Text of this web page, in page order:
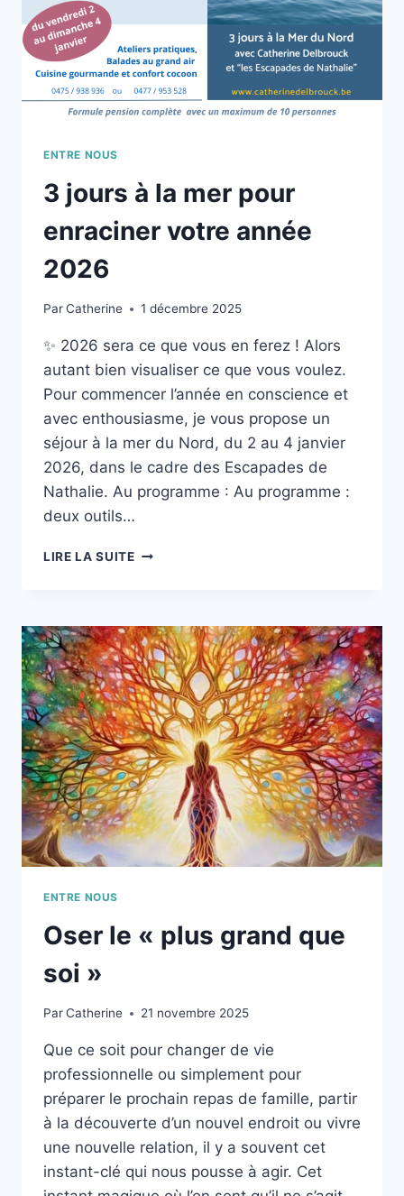
ENTRE NOUS
3 jours à la mer pour
enraciner votre année
2026
ParCatherine 1 décembre 2025
✨ 2026 sera ce que vous en ferez ! Alors
autant bien visualiser ce que vous voulez.
Pour commencer l’année en conscience et
avec enthousiasme, je vous propose un
séjour à la mer du Nord, du 2 au 4 janvier
2026, dans le cadre des Escapades de
Nathalie. Au programme : Au programme :
deux outils…
LIRE LA SUITE 3
MER
POUR
ENRACINER
VOTRE
ANNÉE
2026
ENTRE NOUS
Oser le « plus grand que
soi »
ParCatherine 21 novembre 2025
Que ce soit pour changer de vie
professionnelle ou simplement pour
préparer le prochain repas de famille, partir
à la découverte d’un nouvel endroit ou vivre
une nouvelle relation, il y a souvent cet
instant-clé qui nous pousse à agir. Cet